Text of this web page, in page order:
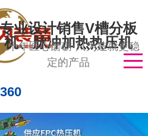
专业设计销售V槽分板
机、脉冲加热热压机
十年匠心磨砺·只为造就更稳
定的产品